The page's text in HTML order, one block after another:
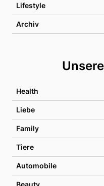
Lifestyle
Archiv
Health
Liebe
Family
Tiere
Automobile
Beauty